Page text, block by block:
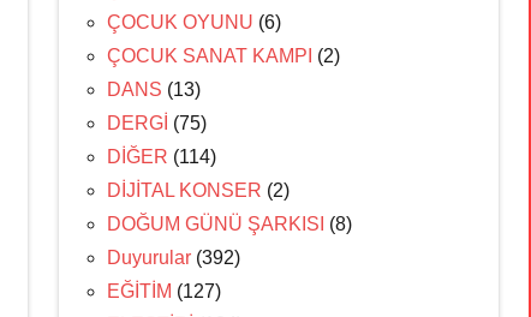
ÇOCUK OYUNU (6)
ÇOCUK SANAT KAMPI (2)
DANS (13)
DERGİ (75)
DİĞER (114)
DİJİTAL KONSER (2)
DOĞUM GÜNÜ ŞARKISI (8)
Duyurular (392)
EĞİTİM (127)